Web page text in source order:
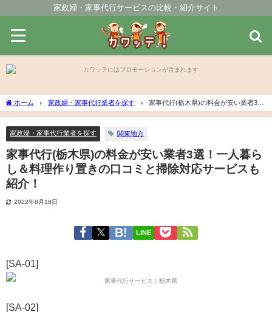
家政婦・家事代行サービスの比較・紹介サイト
ホーム 家政婦・家事代行業者を探す
家事代行(栃木県)の料金が安い業者3
選！一人暮らし＆料理作り置きの口コミと掃除対応サービスも紹介！
家政婦・家事代行業者を探す 関東地方
家事代行(栃木県)の料金が安い業者3選！一人暮ら
し＆料理作り置きの口コミと掃除対応サービスも
紹介！
2022年8月18日
LINE
[SA-01]
[SA-02]